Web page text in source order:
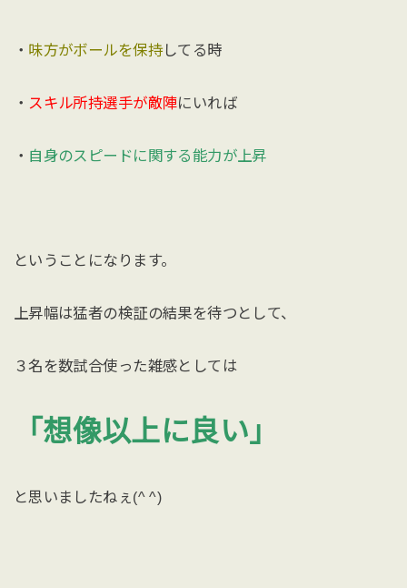
・ 味方がボールを保持してる時
・ スキル所持選手が敵陣にいれば
・ 自身のスピードに関する能力が上昇
ということになります。
上昇幅は猛者の検証の結果を待つとして、
３名を数試合使った雑感としては
「想像以上に良い」
と思いましたねぇ(^ ^)